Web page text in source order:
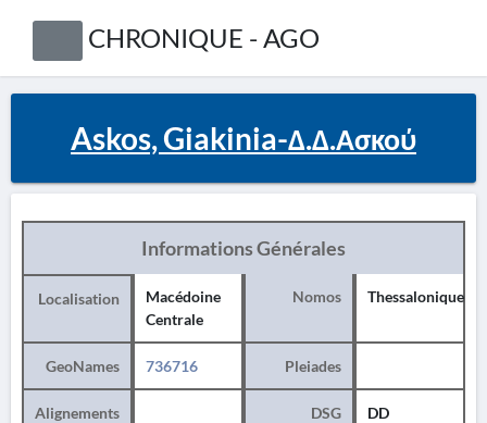
CHRONIQUE - AGO
Askos, Giakinia-Δ.Δ.Ασκού
Informations Générales
Localisation
Macédoine
Centrale
Nomos Thessalonique
GeoNames 736716 Pleiades
Alignements
DSG DD